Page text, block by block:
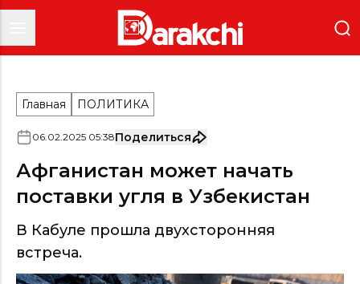
Главная ПОЛИТИКА
06.02.2025 05:38Поделиться
Афганистан может начать
поставки угля в Узбекистан
В Кабуле прошла двухсторонняя
встреча.